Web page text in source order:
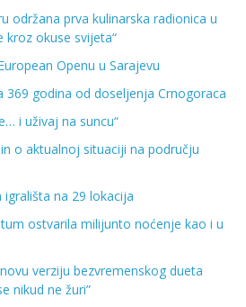
održana prva kulinarska radionica u
kroz okuse svijeta“
Openu u Sarajevu
369 godina od doseljenja Crnogoraca
i uživaj na suncu“
o aktualnoj situaciji na području
na 29 lokacija
ostvarila milijunto noćenje kao i u
verziju bezvremenskog dueta
nikud ne žuri”